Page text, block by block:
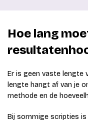
Hoe lang
Er is geen vaste lengte
lengte hangt af van je
methode en de
Bij sommige scripties